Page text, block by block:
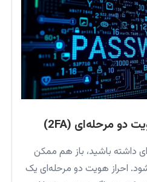
داشته باشید، باز هم ممکن
احراز هویت دو مرحله‌ای یک